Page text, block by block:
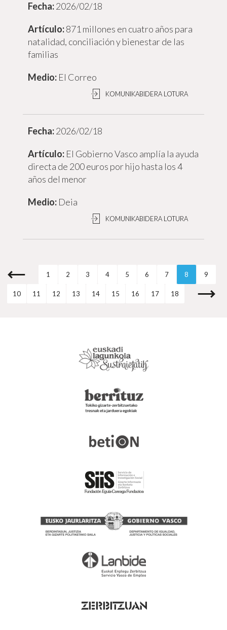
2026/02/18
871 millones en cuatro años para
natalidad, conciliación y bienestar de las
familias
El Correo
KOMUNIKABIDERA LOTURA
2026/02/18
El Gobierno Vasco amplía la ayuda
directa de 200 euros por hijo hasta los 4
años del menor
Deia
KOMUNIKABIDERA LOTURA
1 2 3 4 5 6 7 8 9
10 11 12 13 14 15 16 17 18